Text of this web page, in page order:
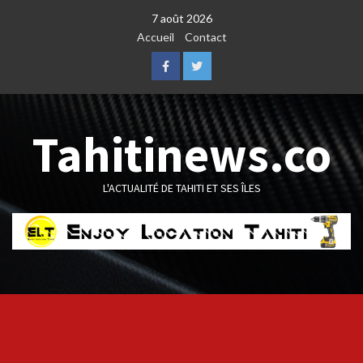
7 août 2026
Accueil
Contact
FacebookTwitter
Tahitinews.co
L'ACTUALITÉ DE TAHITI ET SES ÎLES